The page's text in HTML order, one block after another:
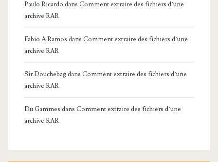
Paulo Ricardo dans Comment extraire des fichiers d’une
archive RAR
Fabio A Ramos dans Comment extraire des fichiers d’une
archive RAR
Sir Douchebagdans Comment extraire des fichiers d’une
archive RAR
Du Gammes dans Comment extraire des fichiers d’une
archive RAR